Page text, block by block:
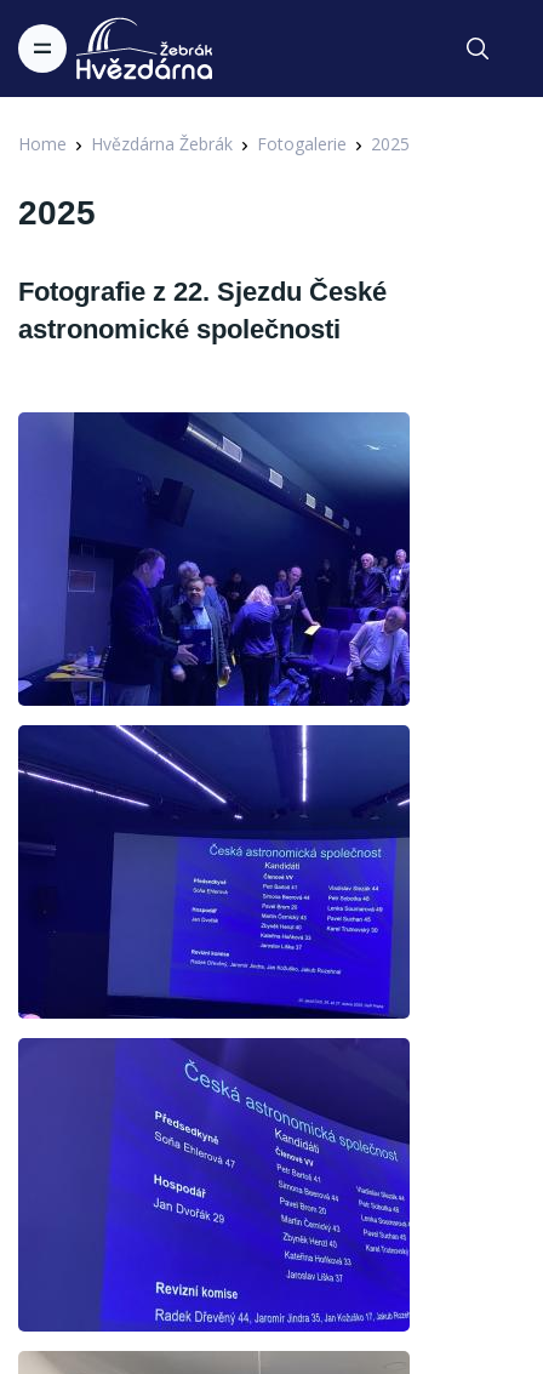
Home Hvězdárna Žebrák Fotogalerie 2025
2025
Fotografie z 22. Sjezdu České
astronomické společnosti